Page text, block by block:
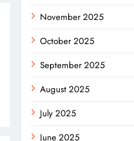
November 2025
October 2025
September 2025
August 2025
July 2025
June 2025